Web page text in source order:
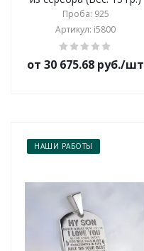
Проба: 925
Артикул: i5800
от 30 675.68 руб./шт
НАШИ РАБОТЫ